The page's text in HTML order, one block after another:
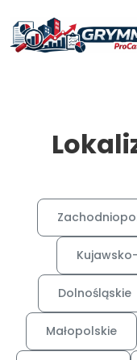
Dolnośląskie
Małopolskie